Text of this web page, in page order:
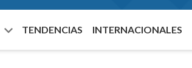
TENDENCIAS INTERNACIONALES